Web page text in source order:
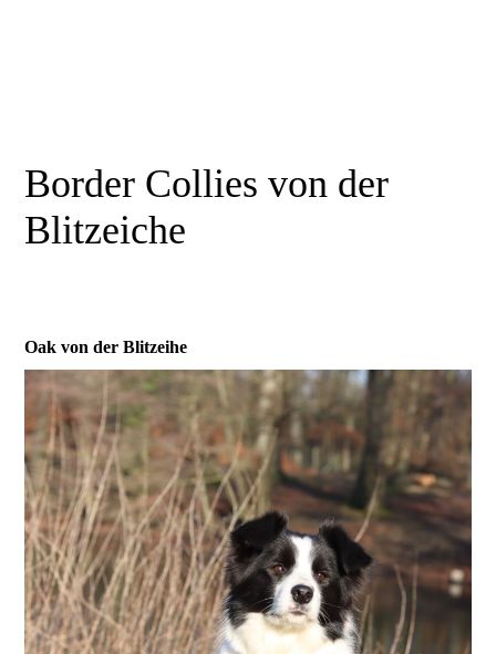
Border Collies von der
Blitzeiche
Oak von der Blitzeihe